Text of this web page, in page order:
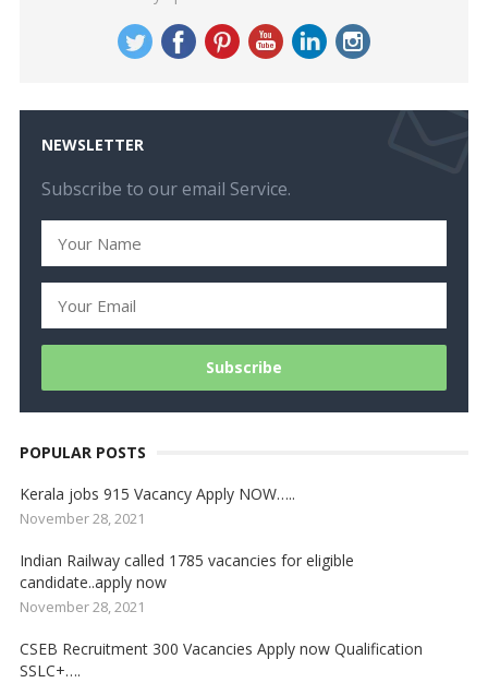
NEWSLETTER
Subscribe to our email Service.
POPULAR POSTS
Kerala jobs 915 Vacancy Apply NOW…..
November 28, 2021
Indian Railway called 1785 vacancies for eligible
candidate..apply now
November 28, 2021
CSEB Recruitment 300 Vacancies Apply now Qualification
SSLC+….